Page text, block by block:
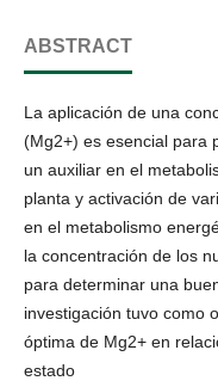
ABSTRACT
La aplicación de una
(Mg2+) es esencial para
un auxiliar en el
planta y activación de
en el metabolismo
la concentración de los
para determinar una
investigación tuvo como
óptima de Mg2+ en
estado